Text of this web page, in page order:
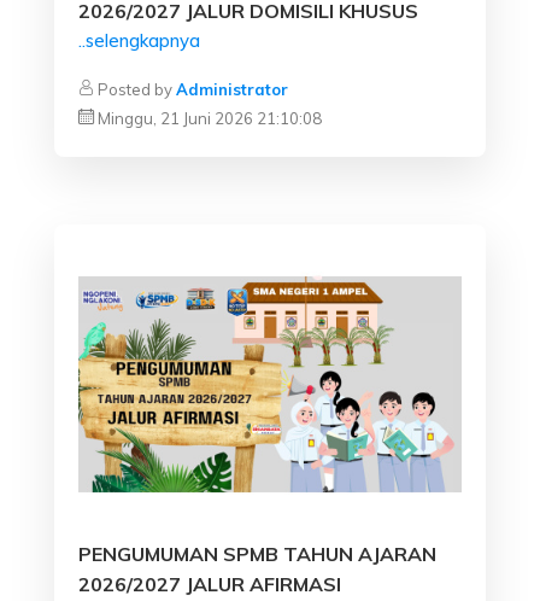
2026/2027 JALUR DOMISILI KHUSUS
..selengkapnya
Posted byAdministrator
Minggu, 21 Juni 2026 21:10:08
PENGUMUMAN SPMB TAHUN AJARAN
2026/2027 JALUR AFIRMASI